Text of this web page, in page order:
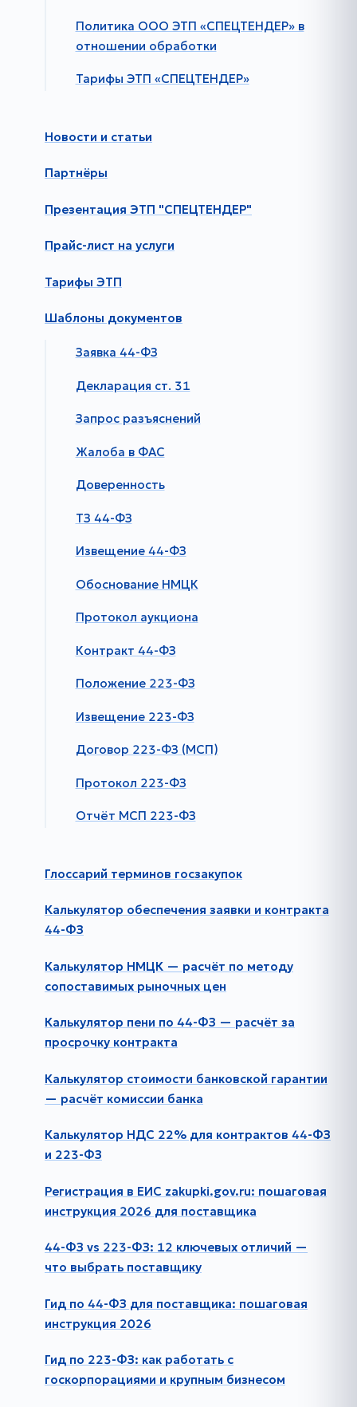
Политика ООО ЭТП «СПЕЦТЕНДЕР» в
отношении обработки
Тарифы ЭТП «СПЕЦТЕНДЕР»
Новости и статьи
Партнёры
Презентация ЭТП "СПЕЦТЕНДЕР"
Прайс-лист на услуги
Тарифы ЭТП
Шаблоны документов
Заявка 44-ФЗ
Декларация ст. 31
Запрос разъяснений
Жалоба в ФАС
Доверенность
ТЗ 44-ФЗ
Извещение 44-ФЗ
Обоснование НМЦК
Протокол аукциона
Контракт 44-ФЗ
Положение 223-ФЗ
Извещение 223-ФЗ
Договор 223-ФЗ (МСП)
Протокол 223-ФЗ
Отчёт МСП 223-ФЗ
Глоссарий терминов госзакупок
Калькулятор обеспечения заявки и контракта
44-ФЗ
Калькулятор НМЦК — расчёт по методу
сопоставимых рыночных цен
Калькулятор пени по 44-ФЗ — расчёт за
просрочку контракта
Калькулятор стоимости банковской гарантии
— расчёт комиссии банка
Калькулятор НДС 22% для контрактов 44-ФЗ
и 223-ФЗ
Регистрация в ЕИС zakupki.gov.ru: пошаговая
инструкция 2026 для поставщика
44-ФЗ vs 223-ФЗ: 12 ключевых отличий —
что выбрать поставщику
Гид по 44-ФЗ для поставщика: пошаговая
инструкция 2026
Гид по 223-ФЗ: как работать с
госкорпорациями и крупным бизнесом